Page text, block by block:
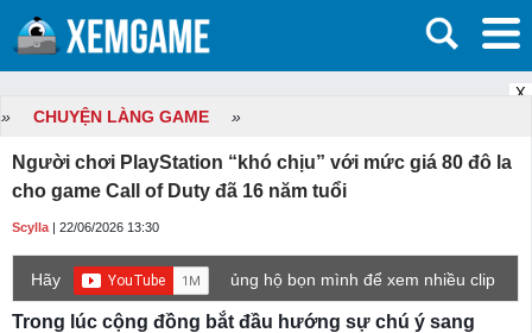
X
» CHUYỆN LÀNG GAME »
Người chơi PlayStation “khó chịu” với mức giá 80 đô la
cho game Call of Duty đã 16 năm tuổi
Scylla | 22/06/2026 13:30
Hãy
ủng hộ bọn mình để xem nhiều clip
game mới hơn nhé!
Trong lúc cộng đồng bắt đầu hướng sự chú ý sang